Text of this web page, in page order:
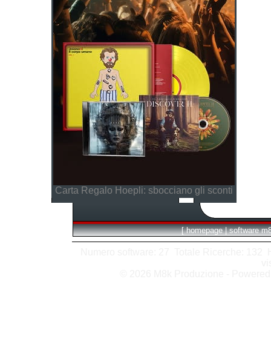
Carta Regalo Hoepli: sbocciano gli sconti
[ homepage | software